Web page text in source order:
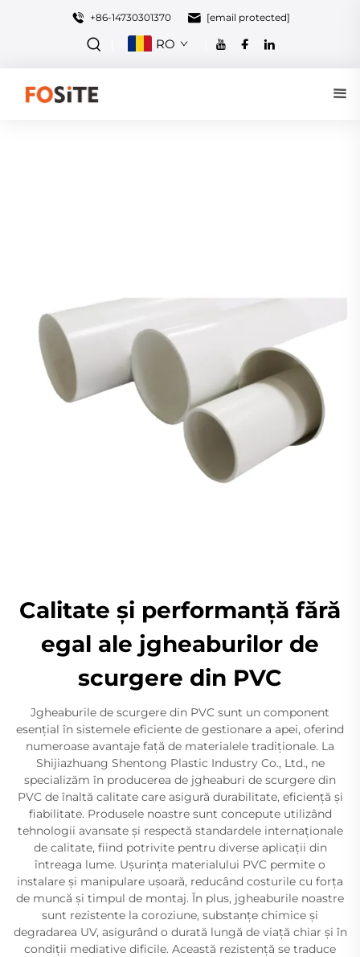
+86-14730301370 [email protected]
RO
Calitate și performanță fără
egal ale jgheaburilor de
scurgere din PVC
Jgheaburile de scurgere din PVC sunt un component
esențial în sistemele eficiente de gestionare a apei, oferind
numeroase avantaje față de materialele tradiționale. La
Shijiazhuang Shentong Plastic Industry Co., Ltd., ne
specializăm în producerea de jgheaburi de scurgere din
PVC de înaltă calitate care asigură durabilitate, eficiență și
fiabilitate. Produsele noastre sunt concepute utilizând
tehnologii avansate și respectă standardele internaționale
de calitate, fiind potrivite pentru diverse aplicații din
întreaga lume. Ușurința materialului PVC permite o
instalare și manipulare ușoară, reducând costurile cu forța
de muncă și timpul de montaj. În plus, jgheaburile noastre
sunt rezistente la coroziune, substanțe chimice și
degradarea UV, asigurând o durată lungă de viață chiar și în
condiții mediative dificile. Această rezistență se traduce